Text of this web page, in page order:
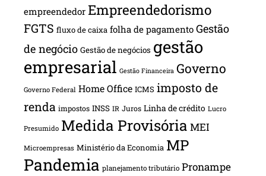
empreendedor Empreendedorismo
FGTS fluxo de caixa folha de pagamento Gestão
de negócio Gestão de negócios gestão
empresarial Gestão Financeira Governo
Governo Federal Home Office ICMS imposto de
renda impostos INSS IR Juros Linha de crédito Lucro
Presumido Medida Provisória MEI
Microempresas Ministério da Economia MP
Pandemia planejamento tributário Pronampe